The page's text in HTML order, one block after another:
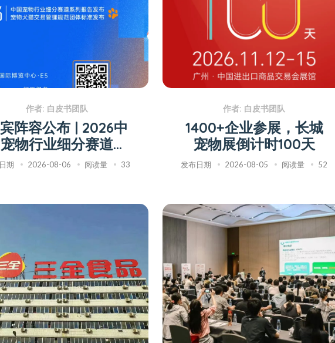
作者: 白皮书团队
阵容公布 | 2026中
物行业细分赛道系
告发布会即将召开
期 2026-08-06 阅读量 33
作者: 白皮书团队
1400+企业参展，长城
宠物展倒计时100天
发布日期 2026-08-05 阅读量 52